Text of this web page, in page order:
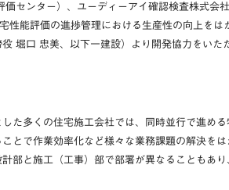
センター）、ユーディーアイ確認検査株式会
能評価の進捗管理における生産性の向上をは
堀口 忠美、以下一建設）より開発協力をいた
た多くの住宅施工会社では、同時並行で進め
とで作業効率化など様々な業務課題の解決を
部と施工（工事）部で部署が異なることもあ